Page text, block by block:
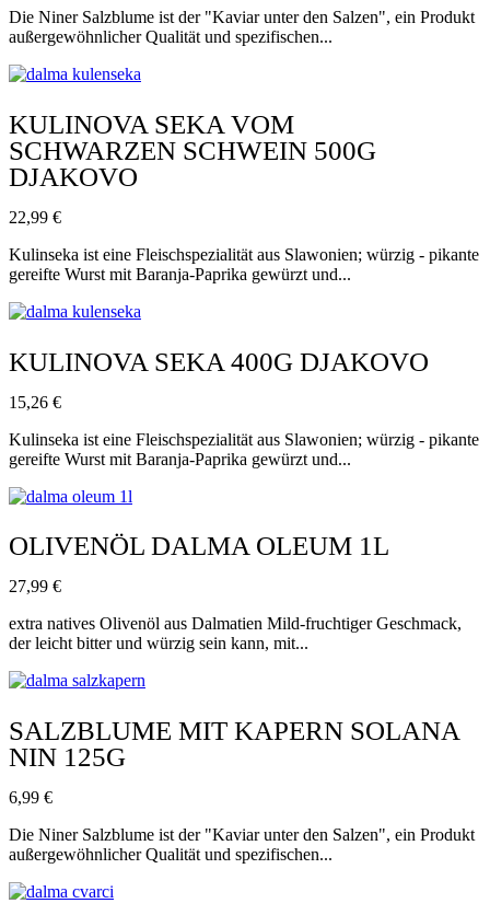
Die Niner Salzblume ist der "Kaviar unter den Salzen", ein Produkt
außergewöhnlicher Qualität und spezifischen...
KULINOVA SEKA VOM
SCHWARZEN SCHWEIN 500G
DJAKOVO
22,99 €
Kulinseka ist eine Fleischspezialität aus Slawonien; würzig - pikante
gereifte Wurst mit Baranja-Paprika gewürzt und...
KULINOVA SEKA 400G DJAKOVO
15,26 €
Kulinseka ist eine Fleischspezialität aus Slawonien; würzig - pikante
gereifte Wurst mit Baranja-Paprika gewürzt und...
OLIVENÖL DALMA OLEUM 1L
27,99 €
extra natives Olivenöl aus Dalmatien Mild-fruchtiger Geschmack,
der leicht bitter und würzig sein kann, mit...
SALZBLUME MIT KAPERN SOLANA
NIN 125G
6,99 €
Die Niner Salzblume ist der "Kaviar unter den Salzen", ein Produkt
außergewöhnlicher Qualität und spezifischen...